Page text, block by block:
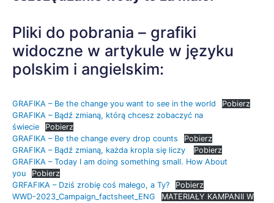
Pliki do pobrania – grafiki
widoczne w artykule w języku
polskim i angielskim:
GRAFIKA – Be the change you want to see in the world
Pobierz
GRAFIKA – Bądź zmianą, którą chcesz zobaczyć na
świecie
Pobierz
GRAFIKA – Be the change every drop counts
Pobierz
GRAFIKA – Bądź zmianą, każda kropla się liczy
Pobierz
GRAFIKA – Today I am doing something small. How About
you
Pobierz
GRFAFIKA – Dziś zrobię coś małego, a Ty?
Pobierz
WWD-2023_Campaign_factsheet_ENG
MATERIAŁY KAMPANII W